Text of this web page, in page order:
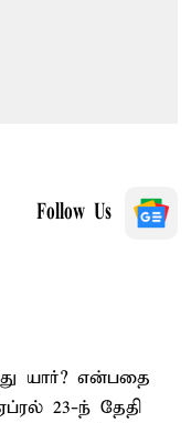
Follow Us
யார்? என்பதை
23-ந் தேதி